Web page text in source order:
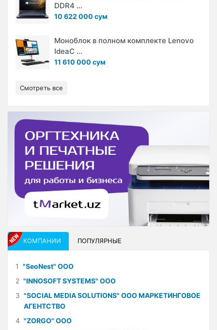
DDR4 ...
10 622 000 сум
Моноблок в полном комплекте Lenovo
IdeaC ...
11 610 000 сум
Смотреть все
КОМПАНИИ ПОПУЛЯРНЫЕ
1 "SeoNest" ООО
2 "INNOSOFT SYSTEMS" ООО
3 "SOCIAL MEDIA SOLUTIONS" ООО МАРКЕТИНГОВОЕ
АГЕНТСТВО
4 "ZORGO" ООО